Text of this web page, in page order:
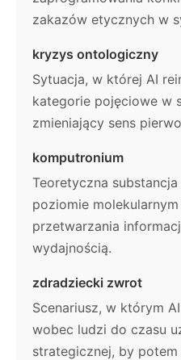
zakazów etycznych w
kryzys ontologiczny
Sytuacja, w której AI
kategorie pojęciowe w
zmieniający sens
komputronium
Teoretyczna
poziomie
przetwarzania
wydajnością.
zdradziecki zwrot
Scenariusz, w którym
wobec ludzi do czasu
strategicznej, by potem